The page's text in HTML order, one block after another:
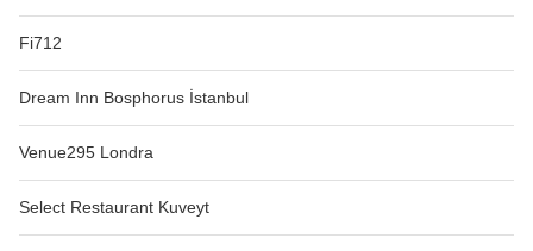
Fi712
Dream Inn Bosphorus İstanbul
Venue295 Londra
Select Restaurant Kuveyt